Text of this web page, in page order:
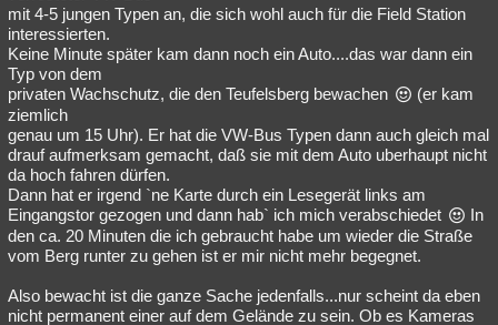
mit 4-5 jungen Typen an, die sich wohl auch für die Field Station
interessierten.
Keine Minute später kam dann noch ein Auto....das war dann ein
Typ von dem
privaten Wachschutz, die den Teufelsberg bewachen
(er kam
ziemlich
genau um 15 Uhr). Er hat die VW-Bus Typen dann auch gleich mal
drauf aufmerksam gemacht, daß sie mit dem Auto uberhaupt nicht
da hoch fahren dürfen.
Dann hat er irgend `ne Karte durch ein Lesegerät links am
Eingangstor gezogen und dann hab` ich mich verabschiedet
In
den ca. 20 Minuten die ich gebraucht habe um wieder die Straße
vom Berg runter zu gehen ist er mir nicht mehr begegnet.
Also bewacht ist die ganze Sache jedenfalls...nur scheint da eben
nicht permanent einer auf dem Gelände zu sein. Ob es Kameras